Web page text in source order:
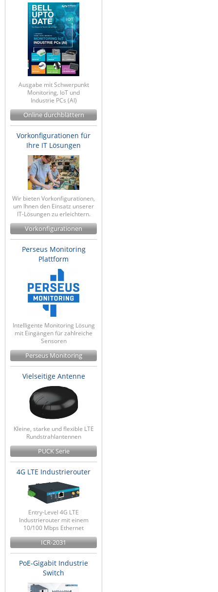
Ausgabe mit Schwerpunkt
Monitoring, IoT und
Industrie PCs (AI)
Online durchblättern
Vorkonfigurationen für
Ihre IT Lösungen
Wir bieten Vorkonfigurationen,
um Ihnen den Einsatz unserer
IT-Lösungen zu erleichtern.
Vorkonfigurationen
Perseus Monitoring
Plattform
Intelligente Monitoring Lösung
mit Eingängen für zahlreiche
Sensoren
Perseus Monitoring
Vielseitige Antenne
Kleine, starke und flexible LTE
Rundstrahlantennen
PUCK Serie
4G LTE Industrierouter
Entry-Level 4G LTE
Industrierouter mit einem
10/100 Mbps Ethernet
ICR-2031
PoE-Gigabit Industrie
Switch